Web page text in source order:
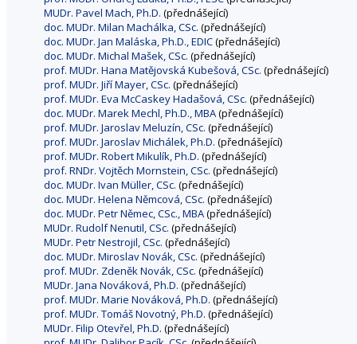
MUDr. Pavel Mach, Ph.D. (přednášející)
doc. MUDr. Milan Machálka, CSc. (přednášející)
doc. MUDr. Jan Maláska, Ph.D., EDIC(přednášející)
doc. MUDr. Michal Mašek, CSc. (přednášející)
prof. MUDr. Hana Matějovská Kubešová, CSc. (přednášející)
prof. MUDr. Jiří Mayer, CSc. (přednášející)
prof. MUDr. Eva McCaskey Hadašová, CSc. (přednášející)
doc. MUDr. Marek Mechl, Ph.D., MBA(přednášející)
prof. MUDr. Jaroslav Meluzín, CSc. (přednášející)
prof. MUDr. Jaroslav Michálek, Ph.D. (přednášející)
prof. MUDr. Robert Mikulík, Ph.D. (přednášející)
prof. RNDr. Vojtěch Mornstein, CSc. (přednášející)
doc. MUDr. Ivan Müller, CSc. (přednášející)
doc. MUDr. Helena Němcová, CSc. (přednášející)
doc. MUDr. Petr Němec, CSc., MBA(přednášející)
MUDr. Rudolf Nenutil, CSc. (přednášející)
MUDr. Petr Nestrojil, CSc. (přednášející)
doc. MUDr. Miroslav Novák, CSc. (přednášející)
prof. MUDr. Zdeněk Novák, CSc. (přednášející)
MUDr. Jana Nováková, Ph.D. (přednášející)
prof. MUDr. Marie Nováková, Ph.D. (přednášející)
prof. MUDr. Tomáš Novotný, Ph.D. (přednášející)
MUDr. Filip Otevřel, Ph.D. (přednášející)